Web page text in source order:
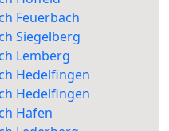
Feuerbach
Siegelberg
Lemberg
Hedelfingen
Hedelfingen
Hafen